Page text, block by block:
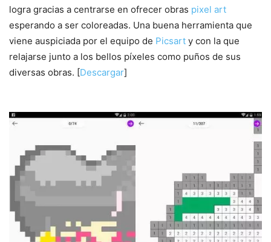
logra gracias a centrarse en ofrecer obras pixel art
esperando a ser coloreadas. Una buena herramienta que
viene auspiciada por el equipo de Picsart y con la que
relajarse junto a los bellos píxeles como puños de sus
diversas obras. [Descargar]